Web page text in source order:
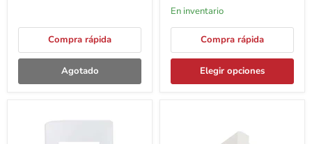
Compra rápida
Agotado
En inventario
Compra rápida
Elegir opciones